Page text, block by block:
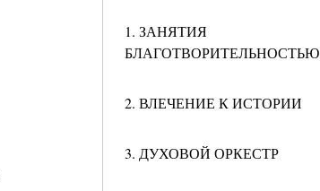
1. ЗАНЯТИЯ
БЛАГОТВОРИТЕЛЬНОСТЬЮ
2. ВЛЕЧЕНИЕ К ИСТОРИИ
3. ДУХОВОЙ ОРКЕСТР